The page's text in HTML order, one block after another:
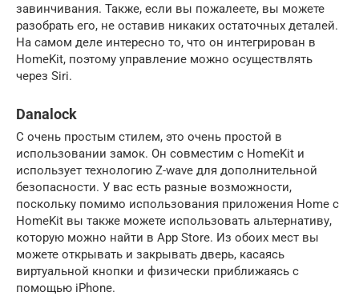
завинчивания. Также, если вы пожалеете, вы можете
разобрать его, не оставив никаких остаточных деталей.
На самом деле интересно то, что он интегрирован в
HomeKit, поэтому управление можно осуществлять
через Siri.
Danalock
С очень простым стилем, это очень простой в
использовании замок. Он совместим с HomeKit и
использует технологию Z-wave для дополнительной
безопасности. У вас есть разные возможности,
поскольку помимо использования приложения Home с
HomeKit вы также можете использовать альтернативу,
которую можно найти в App Store. Из обоих мест вы
можете открывать и закрывать дверь, касаясь
виртуальной кнопки и физически приближаясь с
помощью iPhone.